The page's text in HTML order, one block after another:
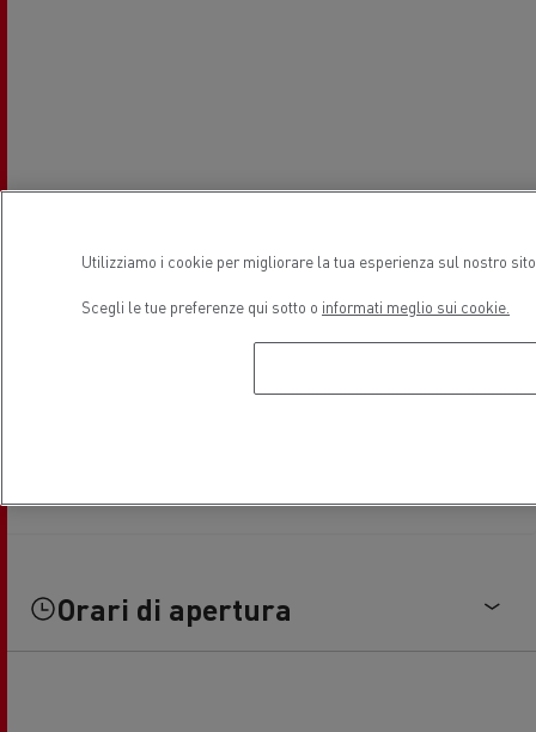
Orari di apertura
Utilizziamo i cookie per migliorare la tua esperienza sul nostro
Scegli le tue preferenze qui sotto o informati meglio sui cookie.